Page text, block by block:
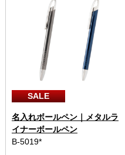
SALE
名入れボールペン｜メタルラ
イナーボールペン
B-5019*